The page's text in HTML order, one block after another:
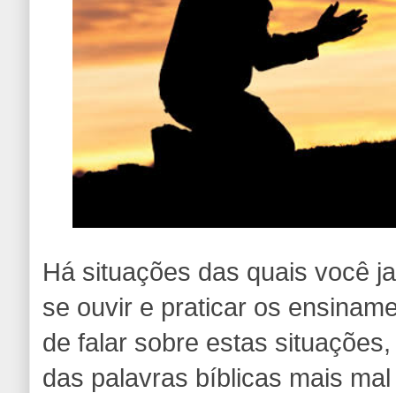
Há situações das quais você
se ouvir e praticar os
de falar sobre estas
das palavras bíblicas mais